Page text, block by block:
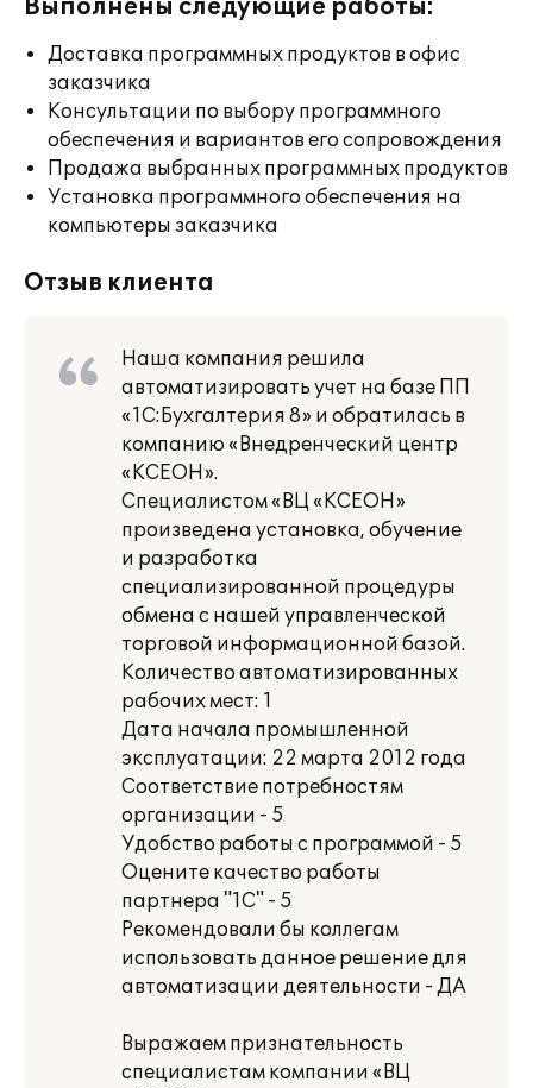
Выполнены следующие работы:
Доставка программных продуктов в офис
заказчика
Консультации по выбору программного
обеспечения и вариантов его сопровождения
Продажа выбранных программных продуктов
Установка программного обеспечения на
компьютеры заказчика
Отзыв клиента
Наша компания решила
автоматизировать учет на базе ПП
«1С:Бухгалтерия 8» и обратилась в
компанию «Внедренческий центр
«КСЕОН».
Специалистом «ВЦ «КСЕОН»
произведена установка, обучение
и разработка
специализированной процедуры
обмена с нашей управленческой
торговой информационной базой.
Количество автоматизированных
рабочих мест: 1
Дата начала промышленной
эксплуатации: 22 марта 2012 года
Соответствие потребностям
организации - 5
Удобство работы с программой - 5
Оцените качество работы
партнера "1С" - 5
Рекомендовали бы коллегам
использовать данное решение для
автоматизации деятельности - ДА
Выражаем признательность
специалистам компании «ВЦ